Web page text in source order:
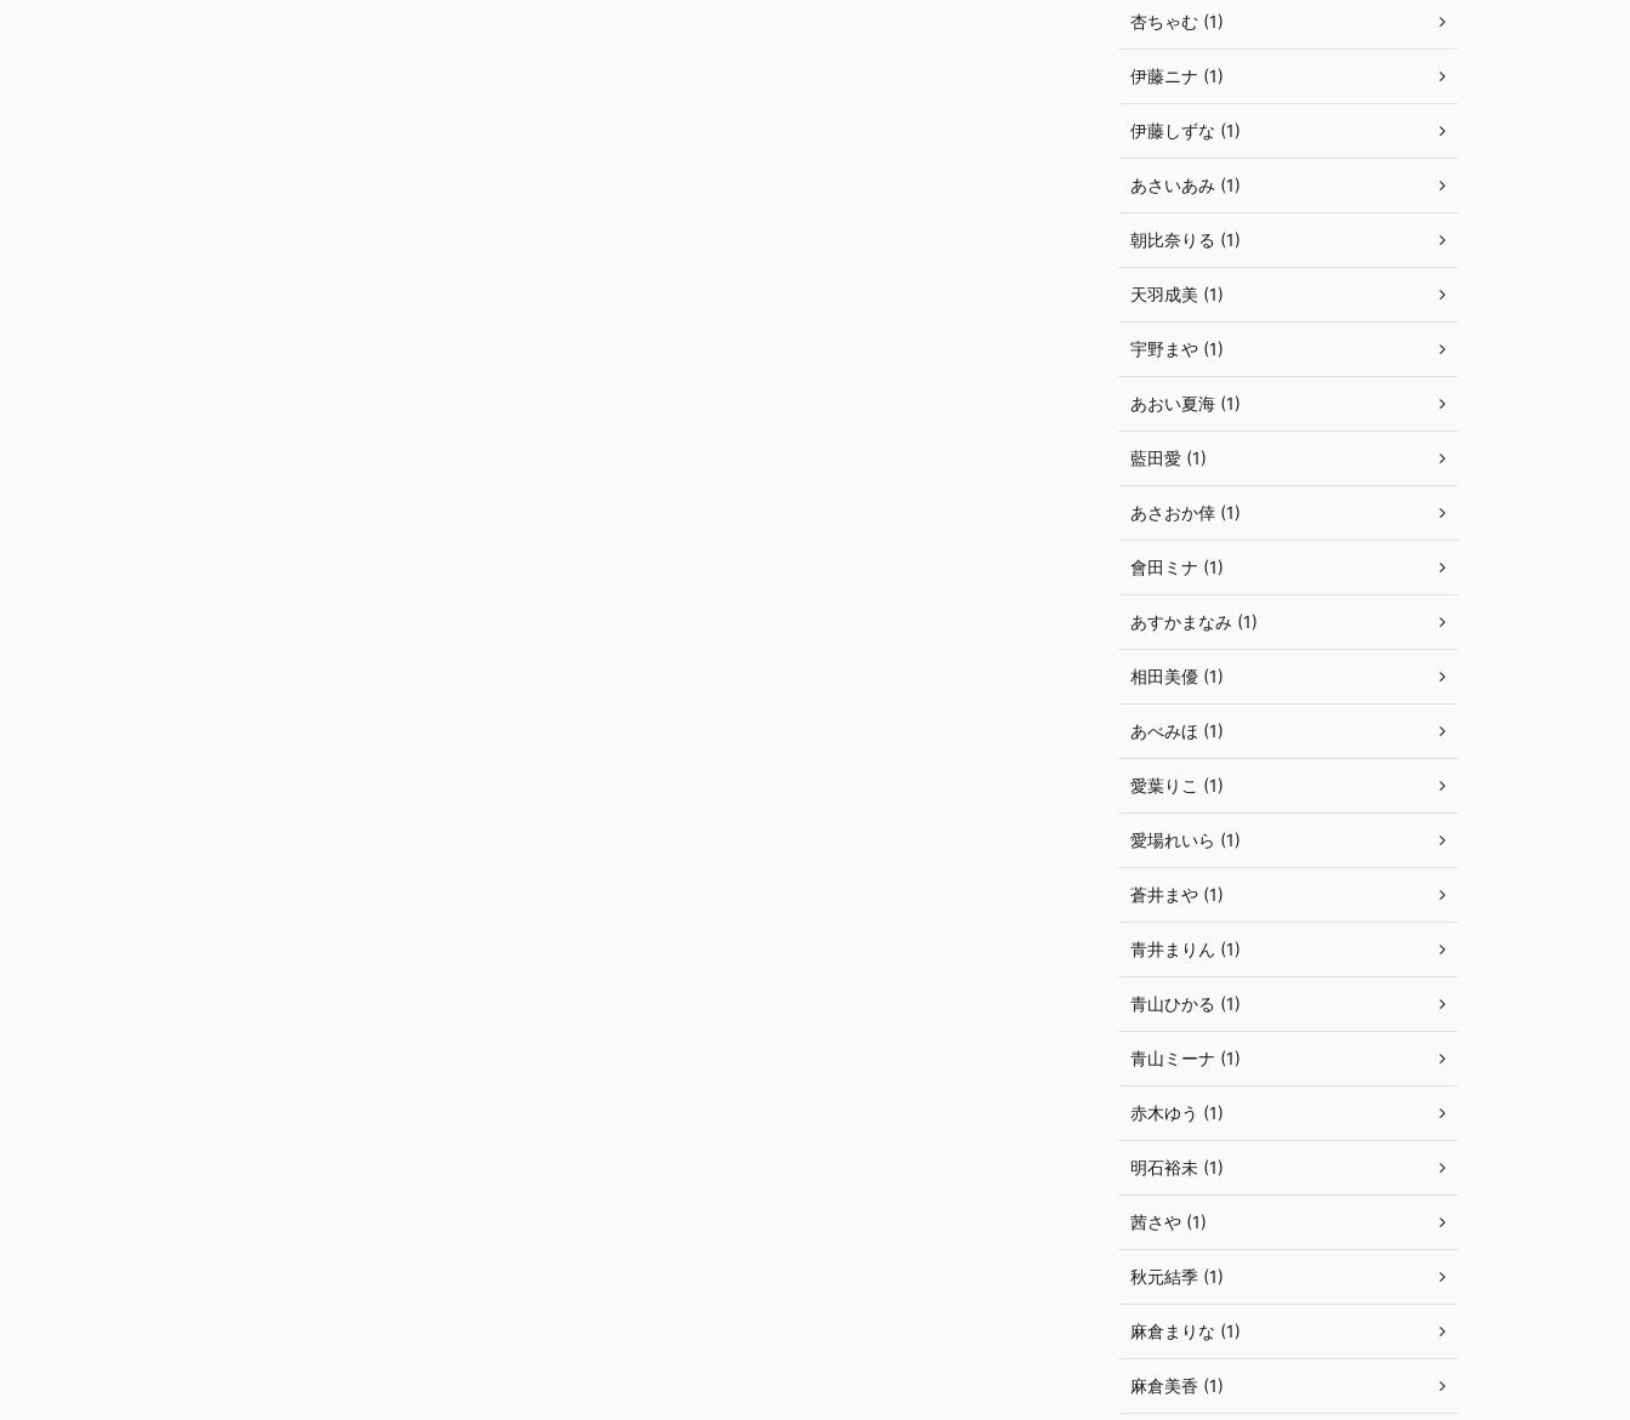
杏ちゃむ (1)
伊藤ニナ (1)
伊藤しずな (1)
あさいあみ (1)
朝比奈りる (1)
天羽成美 (1)
宇野まや (1)
あおい夏海 (1)
藍田愛 (1)
あさおか倖 (1)
會田ミナ (1)
あすかまなみ (1)
相田美優 (1)
あべみほ (1)
愛葉りこ (1)
愛場れいら (1)
蒼井まや (1)
青井まりん (1)
青山ひかる (1)
青山ミーナ (1)
赤木ゆう (1)
明石裕未 (1)
茜さや (1)
秋元結季 (1)
麻倉まりな (1)
麻倉美香 (1)